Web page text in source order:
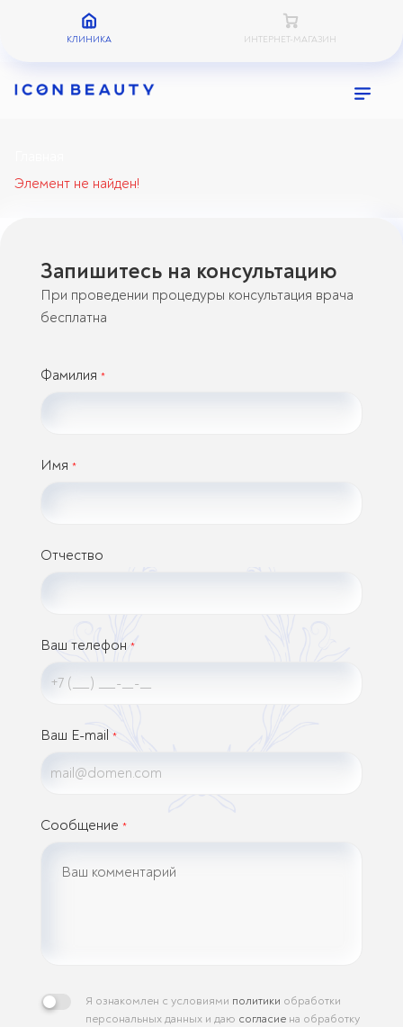
КЛИНИКА ИНТЕРНЕТ-МАГАЗИН
Элемент не найден!
Запишитесь на консультацию
При проведении процедуры консультация врача
бесплатна
Фамилия *
Имя *
Отчество
Ваш телефон *
Ваш E-mail *
Сообщение *
Я ознакомлен с условиями политики обработки
персональных данных и даю согласие на обработку